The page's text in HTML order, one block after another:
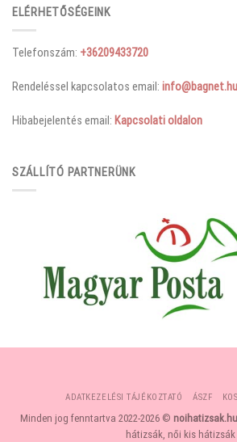
ELÉRHETŐSÉGEINK
Telefonszám: +36209433720
Rendeléssel kapcsolatos email: info@bagnet.hu
Hibabejelentés email: Kapcsolati oldalon
SZÁLLÍTÓ PARTNERÜNK
ADATKEZELÉSI TÁJÉKOZTATÓ ÁSZF
Minden jog fenntartva 2022-2026 © noihatizsak.hu
hátizsák, női kis hátizsák